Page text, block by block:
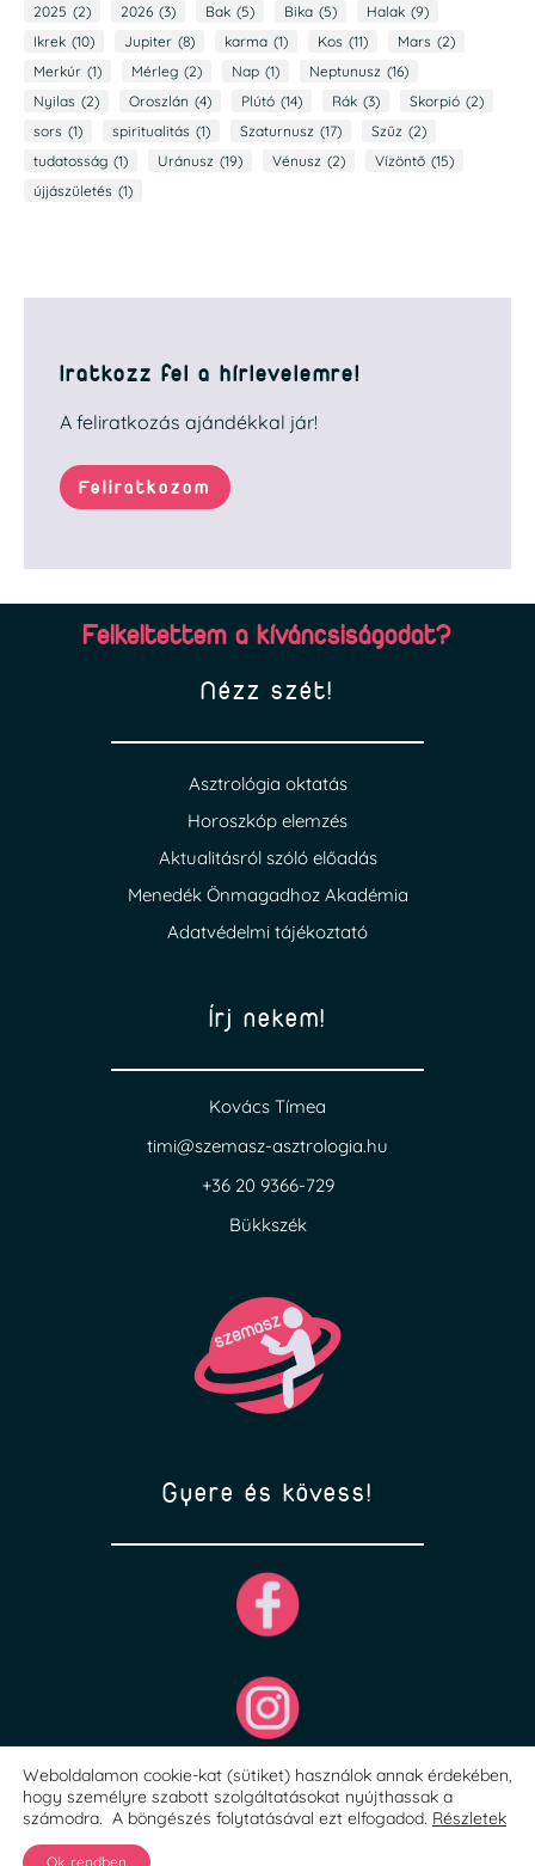
2025 (2) 2026 (3) Bak (5) Bika (5) Halak (9)
Ikrek (10) Jupiter (8) karma (1) Kos (11) Mars (2)
Merkúr (1) Mérleg (2) Nap (1) Neptunusz (16)
Nyilas (2) Oroszlán (4) Plútó (14) Rák (3) Skorpió (2)
sors (1) spiritualitás (1) Szaturnusz (17) Szűz (2)
tudatosság (1) Uránusz (19) Vénusz (2) Vízöntő (15)
újjászületés (1)
Iratkozz fel a hírlevelemre!
A feliratkozás ajándékkal jár!
Feliratkozom
Felkeltettem a kíváncsiságodat?
Nézz szét!
Asztrológia oktatás
Horoszkóp elemzés
Aktualitásról szóló előadás
Menedék Önmagadhoz Akadémia
Adatvédelmi tájékoztató
Írj nekem!
Kovács Tímea
timi@szemasz-asztrologia.hu
+36 20 9366-729
Bükkszék
Gyere és kövess!
Weboldalamon cookie-kat (sütiket) használok annak érdekében,
hogy személyre szabott szolgáltatásokat nyújthassak a
számodra. A böngészés folytatásával ezt elfogadod. Részletek
Ok, rendben